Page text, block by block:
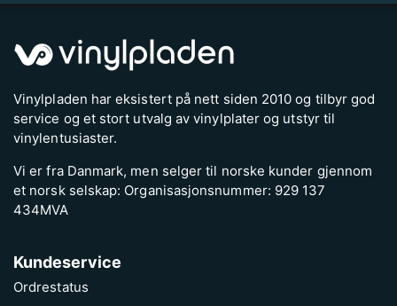
Vinylpladen har eksistert på nett siden 2010 og tilbyr god
service og et stort utvalg av vinylplater og utstyr til
vinylentusiaster.
Vi er fra Danmark, men selger til norske kunder gjennom
et norsk selskap: Organisasjonsnummer: 929 137
434MVA
Kundeservice
Ordrestatus